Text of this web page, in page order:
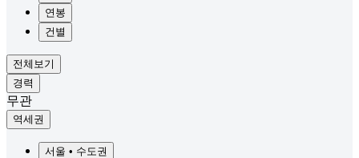
연봉
건별
전체보기
경력
무관
역세권
서울 • 수도권